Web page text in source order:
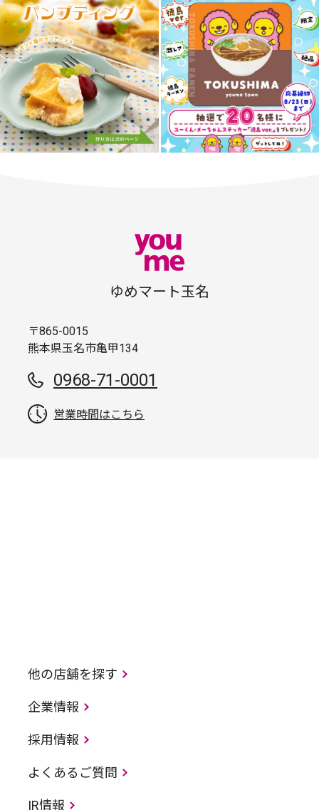
ゆめマート玉名
〒865-0015
熊本県玉名市亀甲134
0968-71-0001
営業時間はこちら
他の店舗を探す
企業情報
採用情報
よくあるご質問
IR情報